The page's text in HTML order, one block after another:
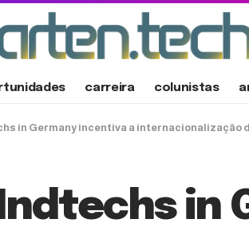
carreira colunistas
in Germany incentiva a internacionalização
in